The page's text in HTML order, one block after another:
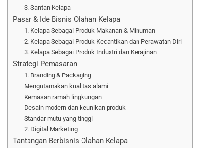
3. Santan Kelapa
Pasar & Ide Bisnis Olahan Kelapa
1. Kelapa Sebagai Produk Makanan & Minuman
2. Kelapa Sebagai Produk Kecantikan dan Perawatan Diri
3. Kelapa Sebagai Produk Industri dan Kerajinan
Strategi Pemasaran
1. Branding & Packaging
Mengutamakan kualitas alami
Kemasan ramah lingkungan
Desain modern dan keunikan produk
Standar mutu yang tinggi
2. Digital Marketing
Tantangan Berbisnis Olahan Kelapa